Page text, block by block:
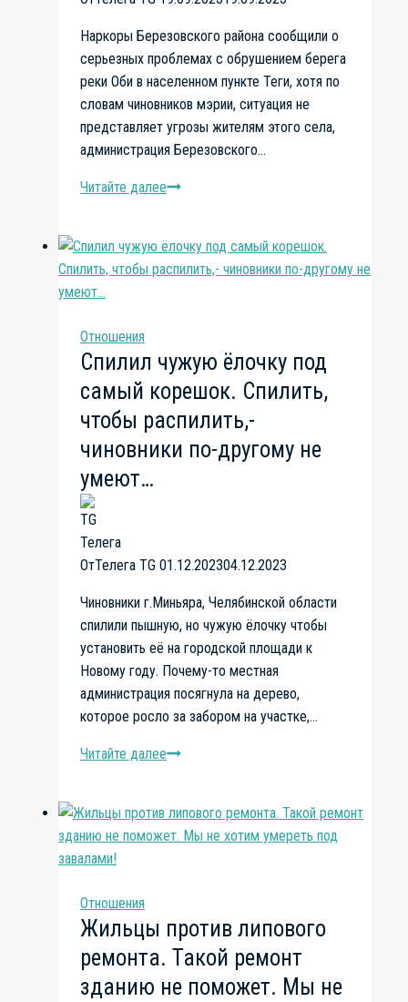
Наркоры Березовского района сообщили о
серьезных проблемах с обрушением берега
реки Оби в населенном пункте Теги, хотя по
словам чиновников мэрии, ситуация не
представляет угрозы жителям этого села,
администрация Березовского…
Читайте далееРазрушение
может
привести
жители
бьют
тревогу
Отношения
Спилил чужую ёлочку под
самый корешок. Спилить,
чтобы распилить,-
чиновники по-другому не
умеют…
ОтТелега TG 01.12.202304.12.2023
Чиновники г.Миньяра, Челябинской области
спилили пышную, но чужую ёлочку чтобы
установить её на городской площади к
Новому году. Почему-то местная
администрация посягнула на дерево,
которое росло за забором на участке,…
Читайте далееСпилил
под
самый
распилить,-
чиновники
по-
Отношения
Жильцы против липового
ремонта. Такой ремонт
зданию не поможет. Мы не